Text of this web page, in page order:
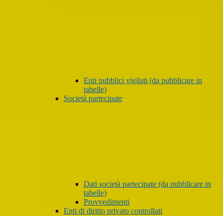
Enti pubblici vigilati (da pubblicare in
tabelle)
Società partecipate
Dati società partecipate (da pubblicare in
tabelle)
Provvedimenti
Enti di diritto privato controllati